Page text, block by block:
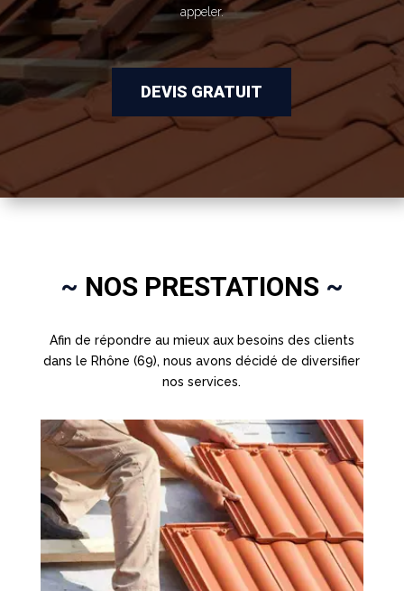
appeler.
DEVIS GRATUIT
~ NOS PRESTATIONS ~
Afin de répondre au mieux aux besoins des clients
dans le Rhône (69), nous avons décidé de diversifier
nos services.